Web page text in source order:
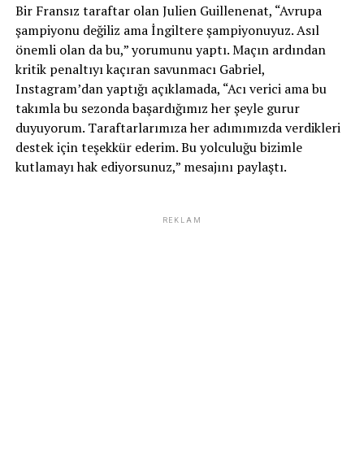
Bir Fransız taraftar olan Julien Guillenenat, “Avrupa
şampiyonu değiliz ama İngiltere şampiyonuyuz. Asıl
önemli olan da bu,” yorumunu yaptı. Maçın ardından
kritik penaltıyı kaçıran savunmacı Gabriel,
Instagram’dan yaptığı açıklamada, “Acı verici ama bu
takımla bu sezonda başardığımız her şeyle gurur
duyuyorum. Taraftarlarımıza her adımımızda verdikleri
destek için teşekkür ederim. Bu yolculuğu bizimle
kutlamayı hak ediyorsunuz,” mesajını paylaştı.
REKLAM